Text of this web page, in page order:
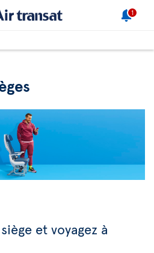
1
et voyagez à